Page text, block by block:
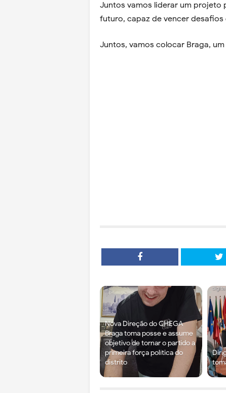
Juntos vamos liderar um
futuro, capaz de vencer
Juntos, vamos colocar Braga,
Nova Direção do CHEGA
Braga toma posse e assume
objetivo de tornar o partido a
primeira força política do
distrito